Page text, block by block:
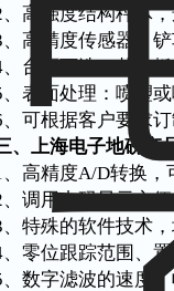
、高强度结构秤体
、高精度传感器，
、台面可选：花纹
、表面处理：喷塑
、可根据客户要求
、上海电子地磅产
、高精度A/D转换，
、调用内码显示方
、特殊的软件技术
、零位跟踪范围、
、数字滤波的速度